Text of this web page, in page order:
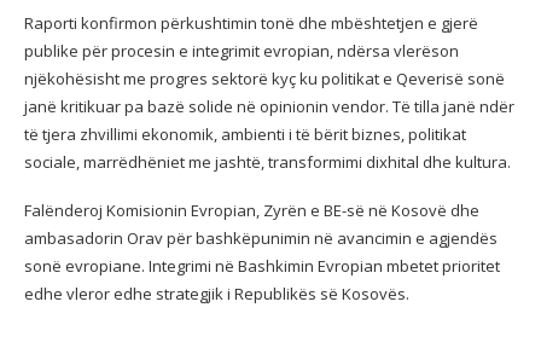
Raporti konfirmon përkushtimin tonë dhe mbështetjen e gjerë
publike për procesin e integrimit evropian, ndërsa vlerëson
njëkohësisht me progres sektorë kyç ku politikat e Qeverisë sonë
janë kritikuar pa bazë solide në opinionin vendor. Të tilla janë ndër
të tjera zhvillimi ekonomik, ambienti i të bërit biznes, politikat
sociale, marrëdhëniet me jashtë, transformimi dixhital dhe kultura.
Falënderoj Komisionin Evropian, Zyrën e BE-së në Kosovë dhe
ambasadorin Orav për bashkëpunimin në avancimin e agjendës
sonë evropiane. Integrimi në Bashkimin Evropian mbetet prioritet
edhe vleror edhe strategjik i Republikës së Kosovës.